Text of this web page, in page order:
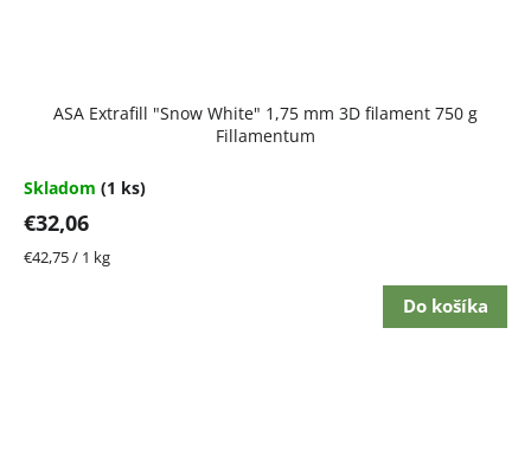
ASA Extrafill "Snow White" 1,75 mm 3D filament 750 g
Fillamentum
Skladom (1 ks)
€32,06
Jednotková
€42,75 / 1 kg
Do košíka